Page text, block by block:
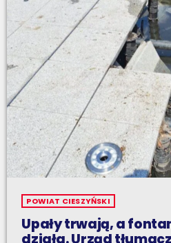
POWIAT CIESZYŃSKI
Upały trwają, a
działa. Urząd